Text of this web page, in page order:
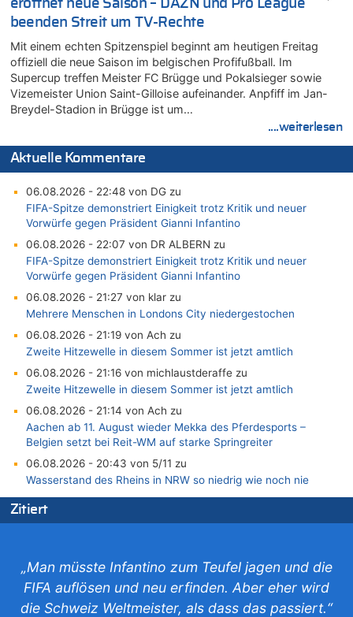
eröffnet neue Saison – DAZN und Pro League
beenden Streit um TV-Rechte
Mit einem echten Spitzenspiel beginnt am heutigen Freitag
offiziell die neue Saison im belgischen Profifußball. Im
Supercup treffen Meister FC Brügge und Pokalsieger sowie
Vizemeister Union Saint-Gilloise aufeinander. Anpfiff im Jan-
Breydel-Stadion in Brügge ist um…
....weiterlesen
Aktuelle Kommentare
06.08.2026 - 22:48 von DG zu
FIFA-Spitze demonstriert Einigkeit trotz Kritik und neuer
Vorwürfe gegen Präsident Gianni Infantino
06.08.2026 - 22:07 von DR ALBERN zu
FIFA-Spitze demonstriert Einigkeit trotz Kritik und neuer
Vorwürfe gegen Präsident Gianni Infantino
06.08.2026 - 21:27 von klar zu
Mehrere Menschen in Londons City niedergestochen
06.08.2026 - 21:19 von Ach zu
Zweite Hitzewelle in diesem Sommer ist jetzt amtlich
06.08.2026 - 21:16 von michlaustderaffe zu
Zweite Hitzewelle in diesem Sommer ist jetzt amtlich
06.08.2026 - 21:14 von Ach zu
Aachen ab 11. August wieder Mekka des Pferdesports –
Belgien setzt bei Reit-WM auf starke Springreiter
06.08.2026 - 20:43 von 5/11 zu
Wasserstand des Rheins in NRW so niedrig wie noch nie
06.08.2026 - 20:35 von Wolfgang2 zu
Zurück an den Rhein: Hendrich wechselt zum 1. FC Köln
06.08.2026 - 19:17 von Guido Scholzen zu
Zweite Hitzewelle in diesem Sommer ist jetzt amtlich
Zitiert
„Man müsste Infantino zum Teufel jagen und die
FIFA auflösen und neu erfinden. Aber eher wird
die Schweiz Weltmeister, als dass das passiert.“